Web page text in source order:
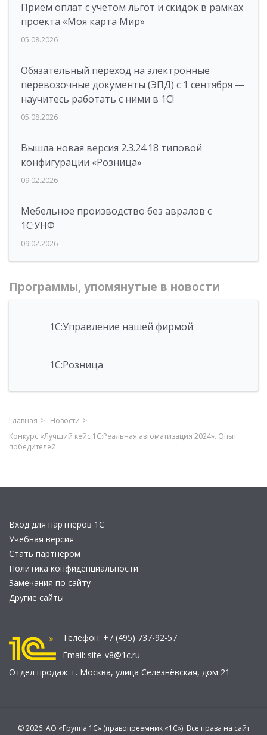
Прием оплат с учетом льгот и скидок в рамках
проекта «Моя карта Мир»
05.08.2026
Обязательный переход на электронные
перевозочные документы (ЭПД) с 1 сентября —
научитесь работать с ними в 1С!
05.08.2026
Вышла новая версия 2.3.24.18 типовой
конфигурации «Розница»
09.02.2026
Мебельное производство без авралов с
1С:УНФ
09.02.2026
Программы, упомянутые в новости
1С:Управление нашей фирмой
1С:Розница
Главная
Новости
Конкурс «Лучший кейс 1С:Реальная автоматизация 2024». Опыт
победителей
Вход для партнеров 1С
Учебная версия
Стать партнером
Политика конфиденциальности
Замечания по сайту
Другие сайты
Телефон: +7 (495) 737-92-57
Email: site_v8@1c.ru
Отдел продаж: г. Москва, улица Селезнёвская, дом 21
© 2026 АО «Группа 1С» (правопреемник «1С»). Все права на сайт